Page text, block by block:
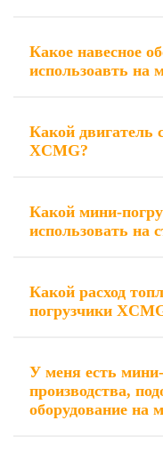
Какое навесное
использоавть на
Какой двигатель
XCMG?
Какой мини-
использовать на
Какой расход
погрузчики
У меня есть
производства,
оборудование на